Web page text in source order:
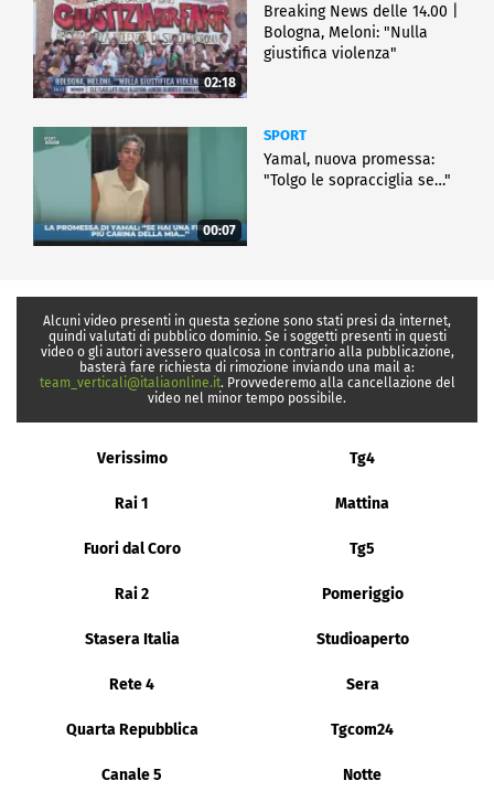
02:18
Breaking News delle 14.00 |
Bologna, Meloni: "Nulla
giustifica violenza"
00:07
SPORT
Yamal, nuova promessa:
"Tolgo le sopracciglia se…"
Alcuni video presenti in questa sezione sono stati presi da internet,
quindi valutati di pubblico dominio. Se i soggetti presenti in questi
video o gli autori avessero qualcosa in contrario alla pubblicazione,
basterà fare richiesta di rimozione inviando una mail a:
team_verticali@italiaonline.it. Provvederemo alla cancellazione del
video nel minor tempo possibile.
Verissimo Tg4
Rai 1 Mattina
Fuori dal Coro Tg5
Rai 2 Pomeriggio
Stasera Italia Studioaperto
Rete 4 Sera
Quarta Repubblica Tgcom24
Canale 5 Notte